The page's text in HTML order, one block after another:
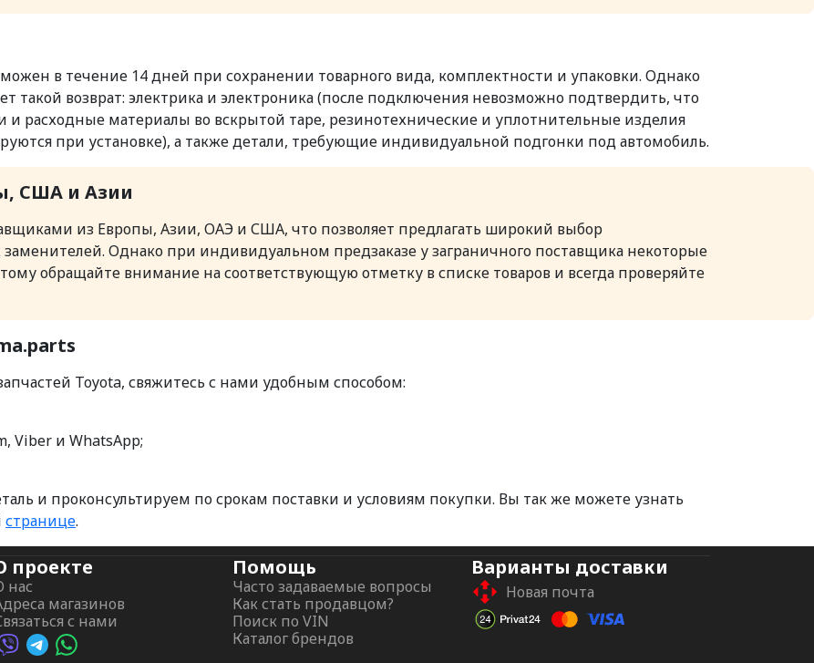
в течение 14 дней при сохранении товарного вида, комплектности и упаковки. Однако
такой возврат: электрика и электроника (после подключения невозможно подтвердить, что
и расходные материалы во вскрытой таре, резинотехнические и уплотнительные изделия
при установке), а также детали, требующие индивидуальной подгонки под автомобиль.
США и Азии
из Европы, Азии, ОАЭ и США, что позволяет предлагать широкий выбор
Однако при индивидуальном предзаказе у заграничного поставщика некоторые
обращайте внимание на соответствующую отметку в списке товаров и всегда проверяйте
Toyota, свяжитесь с нами удобным способом:
Viber и WhatsApp;
и проконсультируем по срокам поставки и условиям покупки. Вы так же можете узнать
странице.
проекте
нас
магазинов
с нами
AutoPalma
Telegram AutoPalma
WhatsApp AutoPalma
Помощь
Часто задаваемые вопросы
Как стать продавцом?
Поиск по VIN
Каталог брендов
Варианты доставки
Новая почта